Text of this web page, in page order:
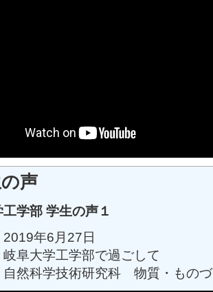
声
学部 学生の声１
年6月27日
阜大学工学部で過ごして
自然科学技術研究科 物質・もの